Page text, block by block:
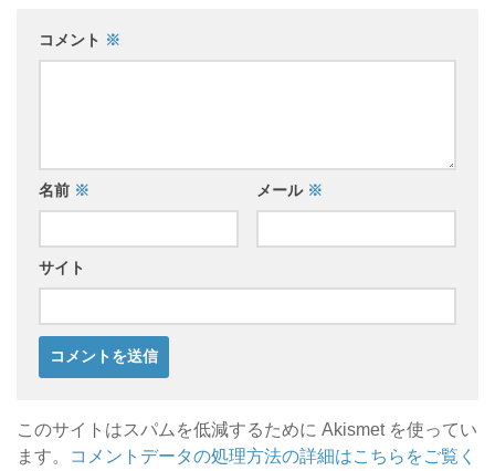
コメント ※
名前 ※ メール ※
サイト
このサイトはスパムを低減するために Akismet を使ってい
ます。
コメントデータの処理方法の詳細はこちらをご覧く